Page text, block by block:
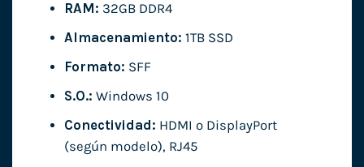
RAM: 32GB DDR4
Almacenamiento: 1TB SSD
Formato: SFF
S.O.: Windows 10
Conectividad: HDMI o DisplayPort
(según modelo), RJ45